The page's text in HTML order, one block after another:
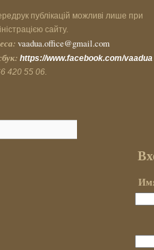
публікацій можливі лише при
сайту.
vaadua.office@gmail.com
https://www.facebook.com/vaadua
420 55 06.